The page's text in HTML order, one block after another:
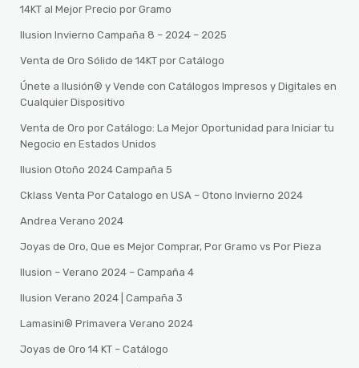
14KT al Mejor Precio por Gramo
Ilusion Invierno Campaña 8 – 2024 – 2025
Venta de Oro Sólido de 14KT por Catálogo
Únete a Ilusión® y Vende con Catálogos Impresos y Digitales en
Cualquier Dispositivo
Venta de Oro por Catálogo: La Mejor Oportunidad para Iniciar tu
Negocio en Estados Unidos
Ilusion Otoño 2024 Campaña 5
Cklass Venta Por Catalogo en USA – Otono Invierno 2024
Andrea Verano 2024
Joyas de Oro, Que es Mejor Comprar, Por Gramo vs Por Pieza
Ilusion – Verano 2024 – Campaña 4
Ilusion Verano 2024 | Campaña 3
Lamasini®️ Primavera Verano 2024
Joyas de Oro 14 KT – Catálogo